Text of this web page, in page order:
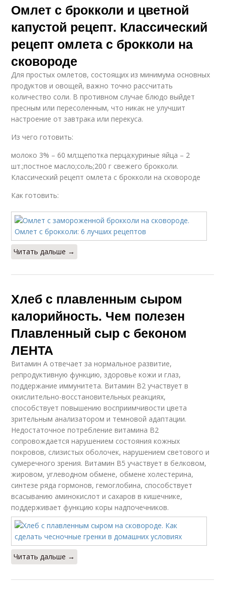
Омлет с брокколи и цветной
капустой рецепт. Классический
рецепт омлета с брокколи на
сковороде
Для простых омлетов, состоящих из минимума основных
продуктов и овощей, важно точно рассчитать
количество соли. В противном случае блюдо выйдет
пресным или пересоленным, что никак не улучшит
настроение от завтрака или перекуса.
Из чего готовить:
молоко 3% – 60 мл;щепотка перца;куриные яйца – 2
шт.;постное масло;соль;200 г свежего брокколи.
Классический рецепт омлета с брокколи на сковороде
Как готовить:
Читать дальше →
Хлеб с плавленным сыром
калорийность. Чем полезен
Плавленный сыр с беконом
ЛЕНТА
Витамин А отвечает за нормальное развитие,
репродуктивную функцию, здоровье кожи и глаз,
поддержание иммунитета. Витамин В2 участвует в
окислительно-восстановительных реакциях,
способствует повышению восприимчивости цвета
зрительным анализатором и темновой адаптации.
Недостаточное потребление витамина В2
сопровождается нарушением состояния кожных
покровов, слизистых оболочек, нарушением светового и
сумеречного зрения. Витамин В5 участвует в белковом,
жировом, углеводном обмене, обмене холестерина,
синтезе ряда гормонов, гемоглобина, способствует
всасыванию аминокислот и сахаров в кишечнике,
поддерживает функцию коры надпочечников.
Читать дальше →